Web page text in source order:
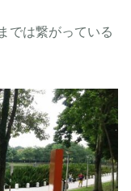
では繋がっている